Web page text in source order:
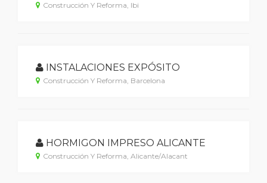
Construcción Y Reforma, Ibi
INSTALACIONES EXPÓSITO
Construcción Y Reforma, Barcelona
HORMIGON IMPRESO ALICANTE
Construcción Y Reforma, Alicante/Alacant